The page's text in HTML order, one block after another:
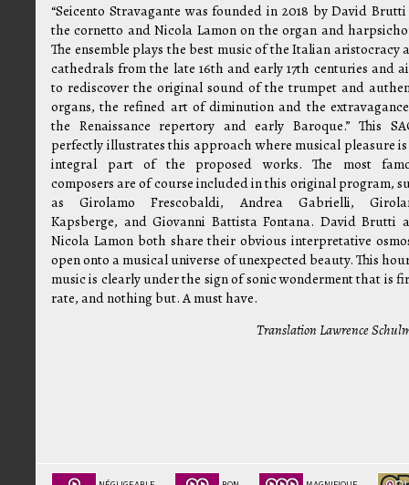
“Seicento Stravagante was founded in 2018 by David
the cornetto and Nicola Lamon on the organ and
The ensemble plays the best music of the Italian aristocracy
cathedrals from the late 16th and early 17th centuries and
to rediscover the original sound of the trumpet and
organs, the refined art of diminution and the
the Renaissance repertory and early Baroque.” This
perfectly illustrates this approach where musical pleasure
integral part of the proposed works. The most
composers are of course included in this original program,
as Girolamo Frescobaldi, Andrea Gabrielli,
Kapsberge, and Giovanni Battista Fontana. David Brutti
Nicola Lamon both share their obvious interpretative
open onto a musical universe of unexpected beauty. This
music is clearly under the sign of sonic wonderment that is
rate, and nothing but. A must have.
Translation Lawrence